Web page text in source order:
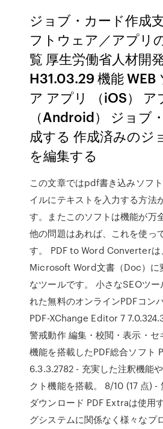
ジョブ・カード作成
フトウェア／アプリ
覧 厚生労働省人材開
H31.03.29 機能 WEB
ア アプリ （iOS） ア
（Android） ジョブ
成する 作成済みのジ
を編集する
この文章ではpdf書き込みソフ
イルにテキストを入力する方法
す。またこのソフトは機能が万
他の問題はあれば、これを使っ
す。 PDF to Word Converterは
Microsoft Word文書（Doc）に
なツールです。 小さなSEOツー
れた無料のオンラインPDFコン
PDF-XChange Editor 7
警戒動作 編集・校閲・表示・セ
機能を搭載したPDF総合ソフト
6.3.3.2782 - 充実した注釈機能
クト機能を搭載。 8/10 (17 点) -
ダウンロード PDF Extraは使用
グシステムに関係なく様々なプ